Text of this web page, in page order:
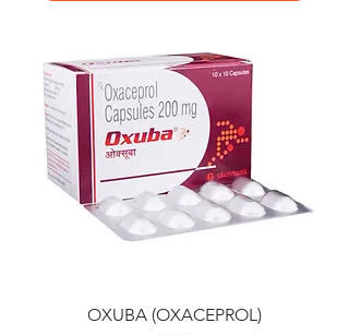
OXUBA (OXACEPROL)